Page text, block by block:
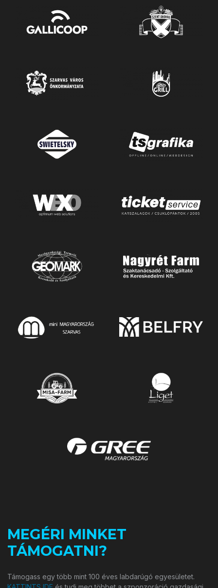
MEGÉRI MINKET
TÁMOGATNI?
Támogass egy több mint 100 éves labdarúgó egyesületet.